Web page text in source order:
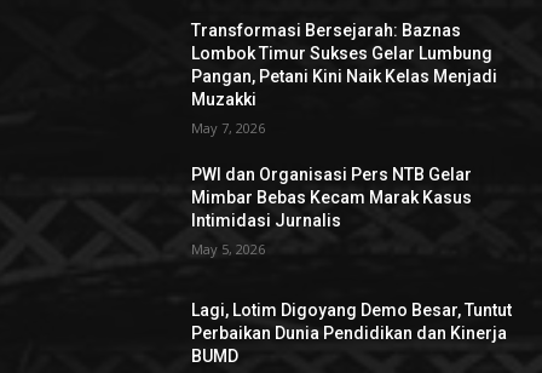
Transformasi Bersejarah: Baznas
Lombok Timur Sukses Gelar Lumbung
Pangan, Petani Kini Naik Kelas Menjadi
Muzakki
May 7, 2026
PWI dan Organisasi Pers NTB Gelar
Mimbar Bebas Kecam Marak Kasus
Intimidasi Jurnalis
May 5, 2026
Lagi, Lotim Digoyang Demo Besar, Tuntut
Perbaikan Dunia Pendidikan dan Kinerja
BUMD